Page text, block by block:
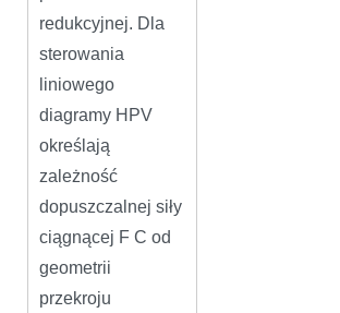
redukcyjnej. Dla
sterowania
liniowego
diagramy HPV
określają
zależność
dopuszczalnej siły
ciągnącej F C od
geometrii
przekroju